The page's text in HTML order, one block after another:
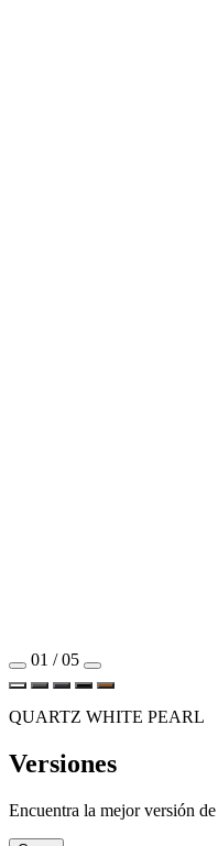
01 / 05
QUARTZ WHITE PEARL
Versiones
Encuentra la mejor versión